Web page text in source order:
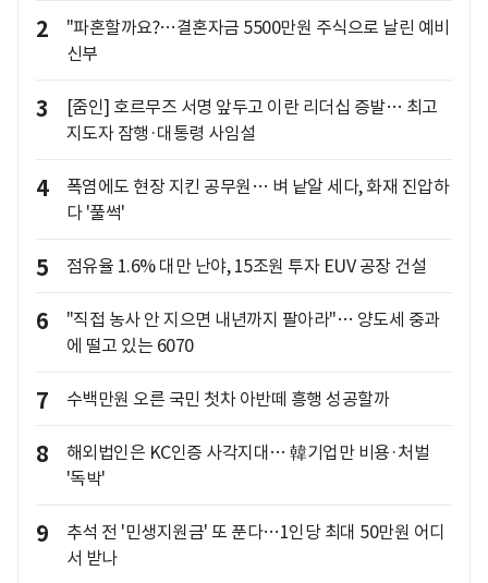
2
"파혼할까요?…결혼자금 5500만원 주식으로 날린 예비
신부
3
[줌인] 호르무즈 서명 앞두고 이란 리더십 증발… 최고
지도자 잠행·대통령 사임설
4
폭염에도 현장 지킨 공무원… 벼 낱알 세다, 화재 진압하
다 '풀썩'
5 점유율 1.6% 대만 난야, 15조원 투자 EUV 공장 건설
6
"직접 농사 안 지으면 내년까지 팔아라"… 양도세 중과
에 떨고 있는 6070
7 수백만원 오른 국민 첫차 아반떼 흥행 성공할까
8
해외법인은 KC인증 사각지대… 韓기업만 비용·처벌
'독박'
9
추석 전 '민생지원금' 또 푼다…1인당 최대 50만원 어디
서 받나